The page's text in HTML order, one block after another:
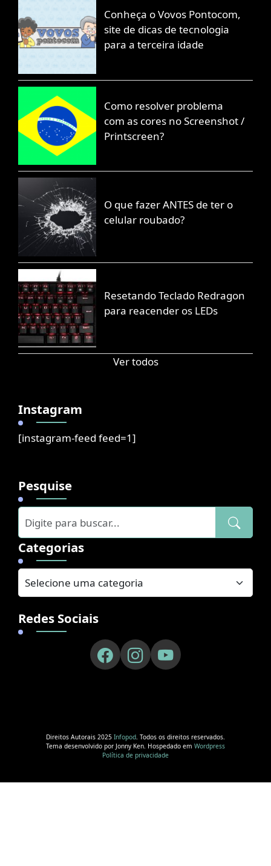
Conheça o Vovos Pontocom,
site de dicas de tecnologia
para a terceira idade
Como resolver problema
com as cores no Screenshot /
Printscreen?
O que fazer ANTES de ter o
celular roubado?
Resetando Teclado Redragon
para reacender os LEDs
Ver todos
Instagram
[instagram-feed feed=1]
Pesquise
Categorias
Redes Sociais
Direitos Autorais 2025 Infopod. Todos os direitos reservados.
Tema desenvolvido por Jonny Ken. Hospedado em Wordpress
Política de privacidade